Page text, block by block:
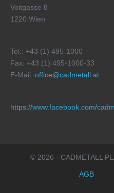
Voitgasse 8
1220 Wien
Tel.: +43 (1) 495-1000
Fax: +43 (1) 495-1000-33
E-Mail: office@cadmetall.at
https://www.facebook.com/
© 2026 - CADMETALL
AGB